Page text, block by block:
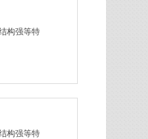
构强等特
构强等特